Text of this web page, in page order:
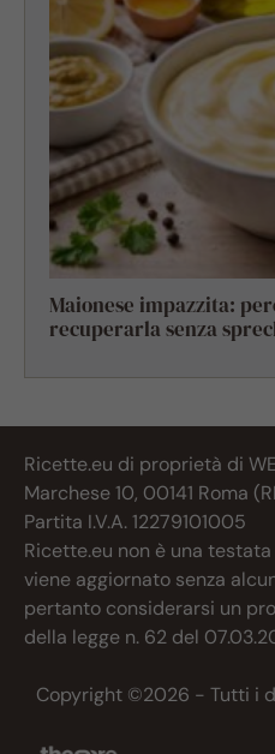
Maionese impazzita:
recuperarla senza
Ricette.eu di proprietà di
Marchese 10, 00141 Roma
Partita I.V.A. 12279101005
Ricette.eu non è una
viene aggiornato senza
pertanto considerarsi un
della legge n. 62 del
Copyright ©2026 - Tutti i